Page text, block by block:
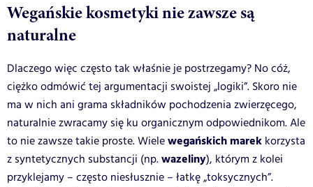
Wegańskie kosmetyki nie zawsze są
naturalne
Dlaczego więc często tak właśnie je postrzegamy? No cóż,
ciężko odmówić tej argumentacji swoistej „logiki”. Skoro nie
ma w nich ani grama składników pochodzenia zwierzęcego,
naturalnie zwracamy się ku organicznym odpowiednikom. Ale
to nie zawsze takie proste. Wielewegańskich marek korzysta
z syntetycznych substancji (np.wazeliny), którym z kolei
przyklejamy – często niesłusznie – łatkę „toksycznych”.